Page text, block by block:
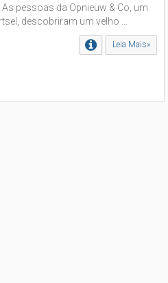
pessoas da Opnieuw & Co, um
descobriram um velho ...
Leia Mais»